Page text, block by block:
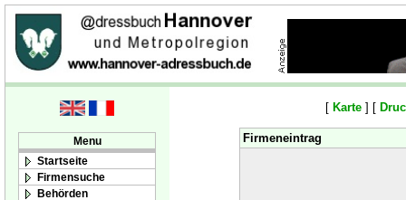
Menu
Startseite
Firmensuche
Behörden
[ Karte ] [
Firmeneintrag